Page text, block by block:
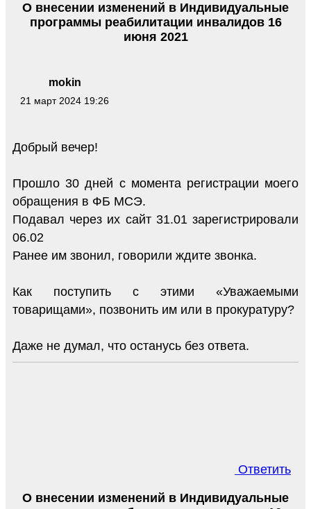
mokin
21 март 2024 19:26
О внесении изменений в Индивидуальные
программы реабилитации инвалидов 16
июня 2021
Добрый вечер!
Прошло 30 дней с момента регистрации моего
обращения в ФБ МСЭ.
Подавал через их сайт 31.01 зарегистрировали
06.02
Ранее им звонил, говорили ждите звонка.
Как поступить с этими «Уважаемыми
товарищами», позвонить им или в прокуратуру?
Даже не думал, что останусь без ответа.
Ответить
О внесении изменений в Индивидуальные